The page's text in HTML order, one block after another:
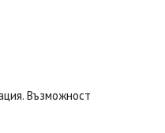
Възможност